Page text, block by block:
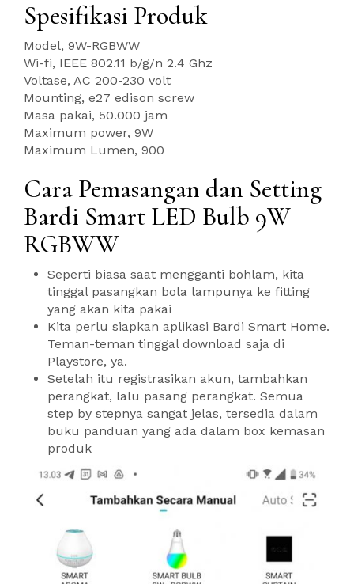
Spesifikasi Produk
Model, 9W-RGBWW
Wi-fi, IEEE 802.11 b/g/n 2.4 Ghz
Voltase, AC 200-230 volt
Mounting, e27 edison screw
Masa pakai, 50.000 jam
Maximum power, 9W
Maximum Lumen, 900
Cara Pemasangan dan Setting
Bardi Smart LED Bulb 9W
RGBWW
Seperti biasa saat mengganti bohlam, kita
tinggal pasangkan bola lampunya ke fitting
yang akan kita pakai
Kita perlu siapkan aplikasi Bardi Smart Home.
Teman-teman tinggal download saja di
Playstore, ya.
Setelah itu registrasikan akun, tambahkan
perangkat, lalu pasang perangkat. Semua
step by stepnya sangat jelas, tersedia dalam
buku panduan yang ada dalam box kemasan
produk